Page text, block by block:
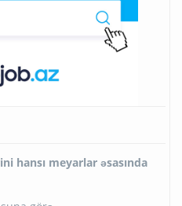
hansı meyarlar əsasında